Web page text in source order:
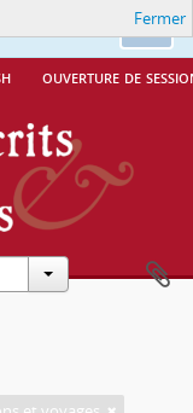
Ok
ouverture de
Fermer